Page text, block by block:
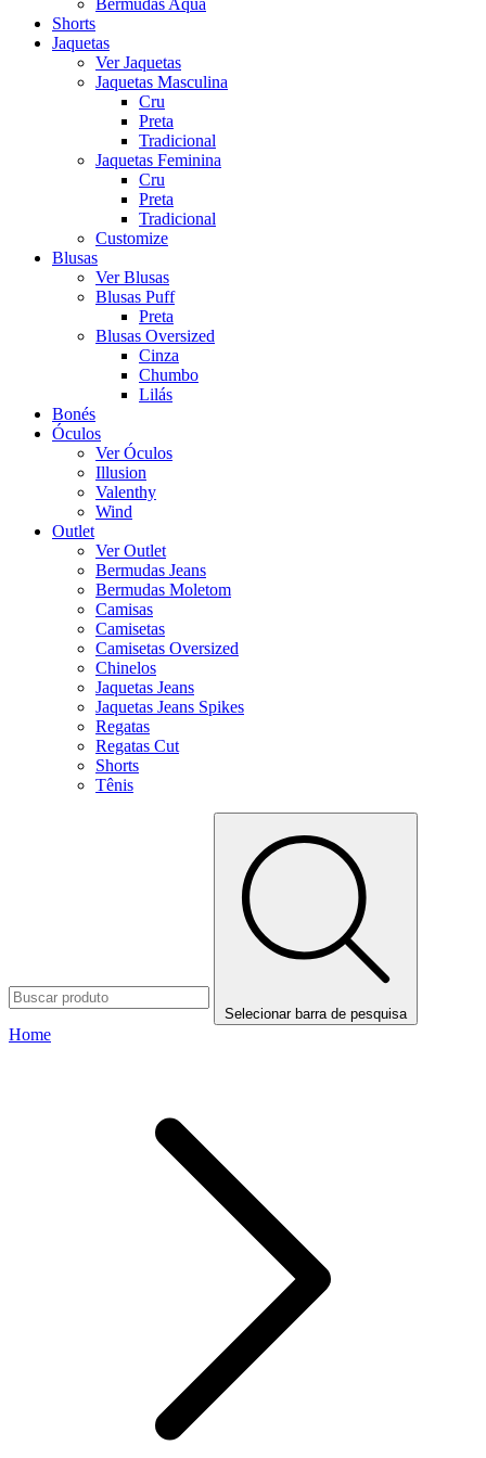
Bermudas Aqua
Shorts
Jaquetas
Ver Jaquetas
Jaquetas Masculina
Cru
Preta
Tradicional
Jaquetas Feminina
Cru
Preta
Tradicional
Customize
Blusas
Ver Blusas
Blusas Puff
Preta
Blusas Oversized
Cinza
Chumbo
Lilás
Bonés
Óculos
Ver Óculos
Illusion
Valenthy
Wind
Outlet
Ver Outlet
Bermudas Jeans
Bermudas Moletom
Camisas
Camisetas
Camisetas Oversized
Chinelos
Jaquetas Jeans
Jaquetas Jeans Spikes
Regatas
Regatas Cut
Shorts
Tênis
Selecionar barra de pesquisa
Home